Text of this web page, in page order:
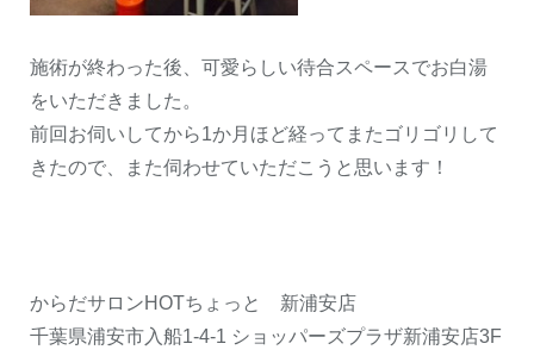
施術が終わった後、可愛らしい待合スペースでお白湯
をいただきました。
前回お伺いしてから1か月ほど経ってまたゴリゴリして
きたので、また伺わせていただこうと思います！
からだサロンHOTちょっと 新浦安店
千葉県浦安市入船1-4-1 ショッパーズプラザ新浦安店3F